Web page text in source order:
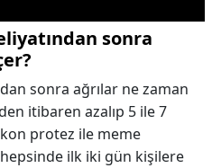
sonra
sonra ağrılar ne zaman
itibaren azalıp 5 ile 7
protez ile meme
ilk iki gün kişilere